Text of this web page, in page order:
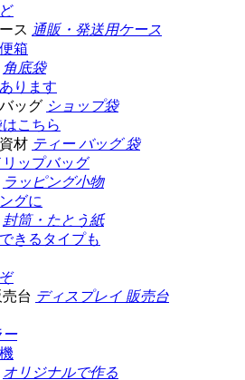
通販・発送用ケース
箱
角底袋
ります
ショップ袋
こちら
ティー バッグ 袋
リップバッグ
ラッピング小物
グに
封筒・たとう紙
きるタイプも
ディスプレイ 販売台
ー
オリジナルで作る